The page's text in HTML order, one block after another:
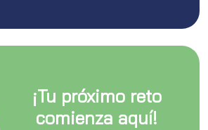
¡Tu próximo reto
comienza aquí!